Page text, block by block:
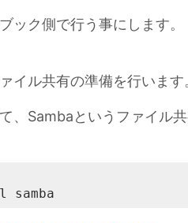
ック側で行う事にします。
イル共有の準備を行います
、Sambaというファイル